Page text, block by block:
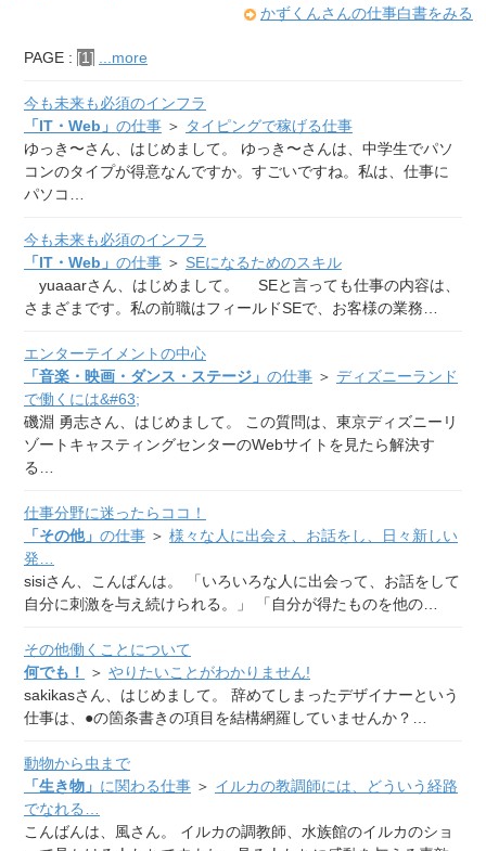
かずくんさんの仕事白書をみる
PAGE : [1] ...more
今も未来も必須のインフラ
「IT・Web」 の仕事 ＞ タイピングで稼げる仕事
ゆっき〜さん、はじめまして。 ゆっき〜さんは、中学生でパソ
コンのタイプが得意なんですか。すごいですね。私は、仕事に
パソコ…
今も未来も必須のインフラ
「IT・Web」 の仕事 ＞ SEになるためのスキル
yuaaarさん、はじめまして。 SEと言っても仕事の内容は、
さまざまです。私の前職はフィールドSEで、お客様の業務…
エンターテイメントの中心
「音楽・映画・ダンス・ステージ」 の仕事 ＞ ディズニーランド
で働くには&#63;
磯淵 勇志さん、はじめまして。 この質問は、東京ディズニーリ
ゾートキャスティングセンターのWebサイトを見たら解決す
る…
仕事分野に迷ったらココ！
「その他」 の仕事 ＞ 様々な人に出会え、お話をし、日々新しい
発…
sisiさん、こんばんは。 「いろいろな人に出会って、お話をして
自分に刺激を与え続けられる。」 「自分が得たものを他の…
その他働くことについて
何でも！
＞ やりたいことがわかりません!
sakikasさん、はじめまして。 辞めてしまったデザイナーという
仕事は、●の箇条書きの項目を結構網羅していませんか？…
動物から虫まで
「生き物」 に関わる仕事 ＞ イルカの教調師には、どういう経路
でなれる…
こんばんは、風さん。 イルカの調教師、水族館のイルカのショ